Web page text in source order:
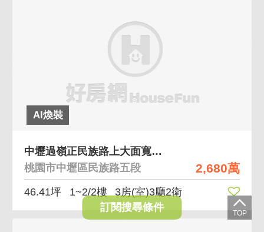
AI煥裝
2,680萬
中壢過嶺正民族路上大面寬金透店
桃園市中壢區民族路五段
46.41坪 1~2/2樓
3房(室)3廳2衛
訂閱搜尋條件